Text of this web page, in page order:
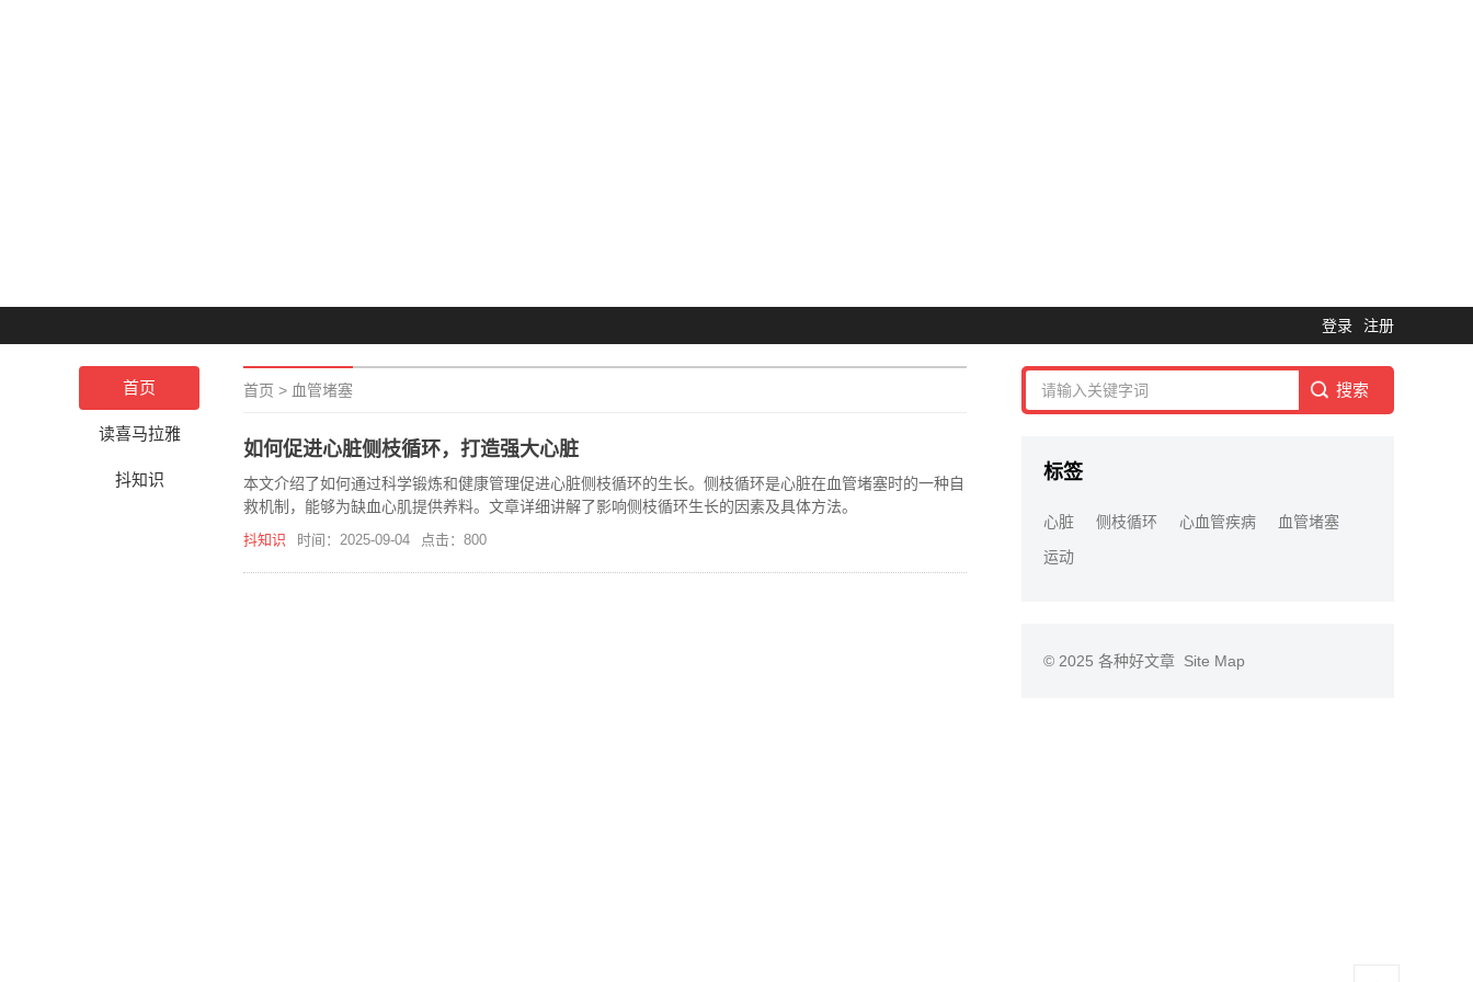
登录 注册
首页
读喜马拉雅
抖知识
首页 > 血管堵塞
如何促进心脏侧枝循环，打造强大心脏
本文介绍了如何通过科学锻炼和健康管理促进心脏侧枝循环的生长。侧枝循环是心脏在血管堵塞时的一种自
救机制，能够为缺血心肌提供养料。文章详细讲解了影响侧枝循环生长的因素及具体方法。
抖知识 时间：2025-09-04 点击：800
标签
心脏 侧枝循环 心血管疾病
血管堵塞
运动
© 2025 各种好文章 Site Map